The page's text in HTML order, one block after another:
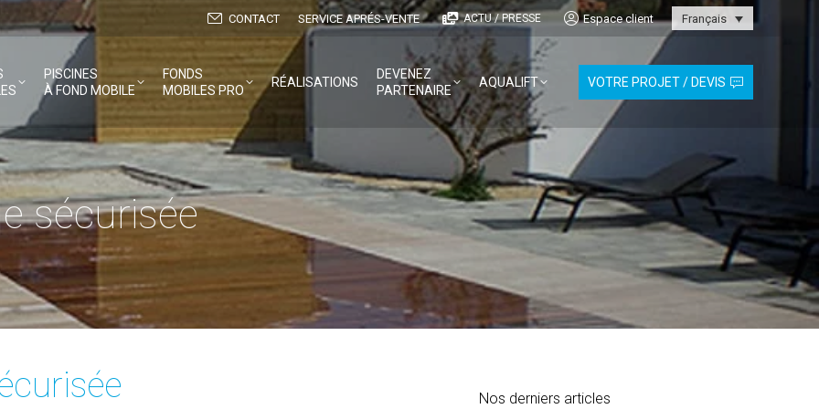
CONTACT SERVICE APRÉS-VENTE ACTU / PRESSE Espace client Français
PISCINES
À FOND MOBILE
FONDS
MOBILES PRO
RÉALISATIONS
DEVENEZ
PARTENAIRE
AQUALIFT VOTRE PROJET / DEVIS
sécurisée
Nos derniers articles